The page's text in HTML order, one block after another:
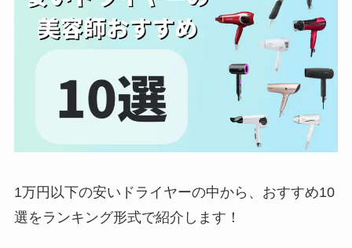
1万円以下の安いドライヤーの中から、おすすめ10
選をランキング形式で紹介します！